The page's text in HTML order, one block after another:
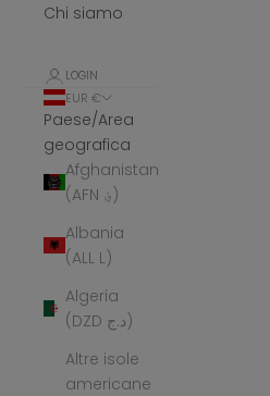
Chi siamo
LOGIN
EUR €
Paese/Area
geografica
Afghanistan
(AFN ؋)
Albania
(ALL L)
Algeria
(DZD د.ج)
Altre isole
americane